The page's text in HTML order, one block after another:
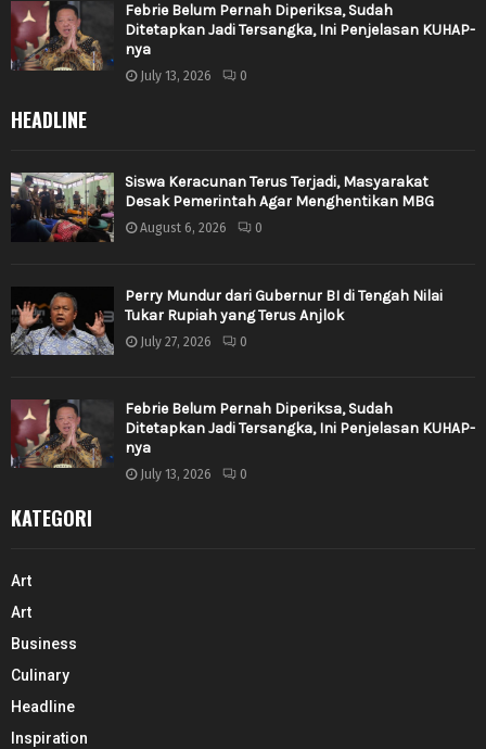
Febrie Belum Pernah Diperiksa, Sudah
Ditetapkan Jadi Tersangka, Ini Penjelasan KUHAP-
nya
July 13, 2026 0
HEADLINE
Siswa Keracunan Terus Terjadi, Masyarakat
Desak Pemerintah Agar Menghentikan MBG
August 6, 2026 0
Perry Mundur dari Gubernur BI di Tengah Nilai
Tukar Rupiah yang Terus Anjlok
July 27, 2026 0
Febrie Belum Pernah Diperiksa, Sudah
Ditetapkan Jadi Tersangka, Ini Penjelasan KUHAP-
nya
July 13, 2026 0
KATEGORI
Art
Art
Business
Culinary
Headline
Inspiration